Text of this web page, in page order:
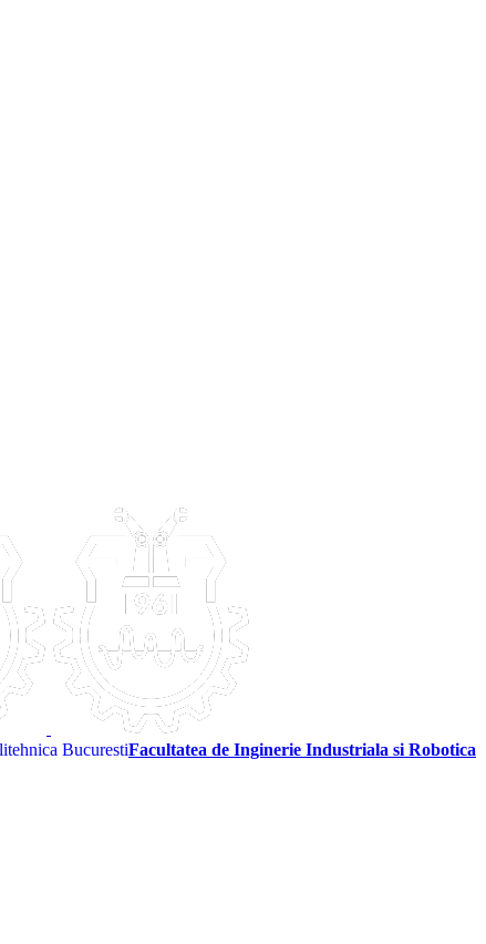
BucurestiFacultatea de Inginerie Industriala si Robotica